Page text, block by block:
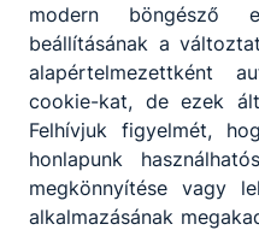
modern böngésző
beállításának a
alapértelmezettként
cookie-kat, de ezek
Felhívjuk figyelmét,
honlapunk
megkönnyítése vagy
alkalmazásának